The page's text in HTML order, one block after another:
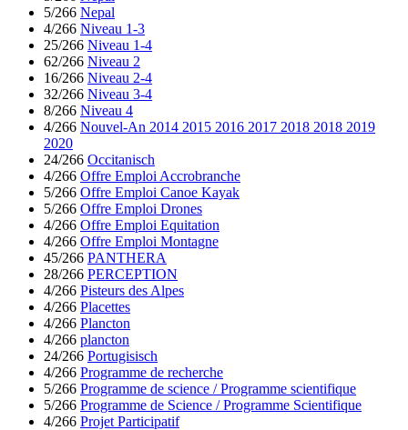
5/266 Nepal
4/266 Niveau 1-3
25/266 Niveau 1-4
62/266 Niveau 2
16/266 Niveau 2-4
32/266 Niveau 3-4
8/266 Niveau 4
4/266 Nouvel-An 2014 2015 2016 2017 2018 2018 2019
2020
24/266 Occitanisch
4/266 Offre Emploi Accrobranche
5/266 Offre Emploi Canoe Kayak
5/266 Offre Emploi Drones
4/266 Offre Emploi Equitation
4/266 Offre Emploi Montagne
45/266 PANTHERA
28/266 PERCEPTION
4/266 Pisteurs des Alpes
4/266 Placettes
4/266 Plancton
4/266 plancton
24/266 Portugisisch
4/266 Programme de recherche
5/266 Programme de science / Programme scientifique
5/266 Programme de Science / Programme Scientifique
4/266 Projet Participatif